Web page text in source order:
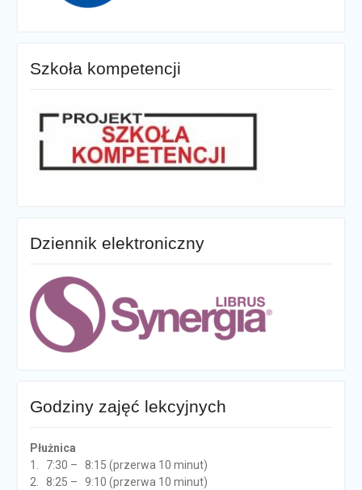
Szkoła kompetencji
Dziennik elektroniczny
Godziny zajęć lekcyjnych
Płużnica
1. 7:30 – 8:15 (przerwa 10 minut)
2. 8:25 – 9:10 (przerwa 10 minut)